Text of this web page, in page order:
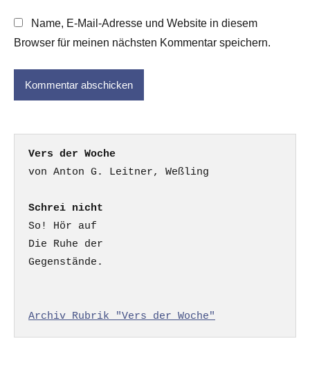
Name, E-Mail-Adresse und Website in diesem
Browser für meinen nächsten Kommentar speichern.
Vers der Woche
Schrei nicht
So! Hör auf
Die Ruhe der
Gegenstände.
Archiv Rubrik "Vers der Woche"